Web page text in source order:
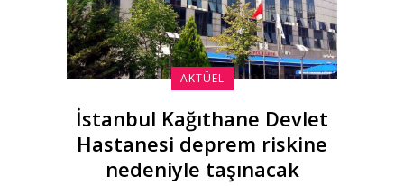
AKTÜEL
İstanbul Kağıthane Devlet
Hastanesi deprem riskine
nedeniyle taşınacak